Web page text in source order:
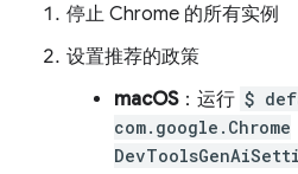
停止 Chrome 的所有实例
设置推荐的政策
macOS：运行 $
com.google.Chrome